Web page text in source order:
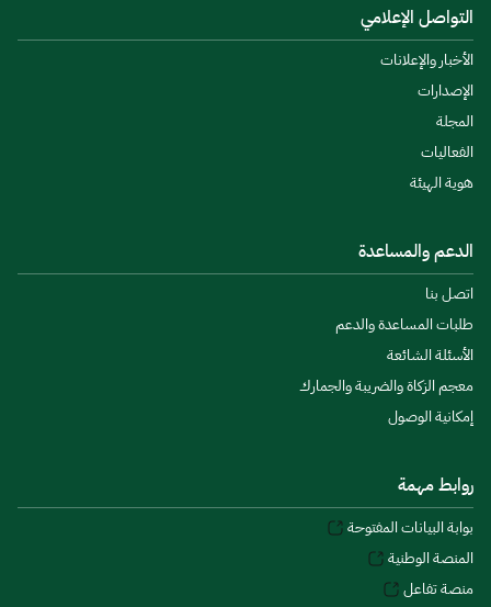
التواصل الإعلامي
الأخبار والإعلانات
الإصدارات
المجلة
الفعاليات
هوية الهيئة
الدعم والمساعدة
اتصل بنا
طلبات المساعدة والدعم
الأسئلة الشائعة
معجم الزكاة والضريبة والجمارك
إمكانية الوصول
روابط مهمة
بوابة البيانات المفتوحة
المنصة الوطنية
منصة تفاعل